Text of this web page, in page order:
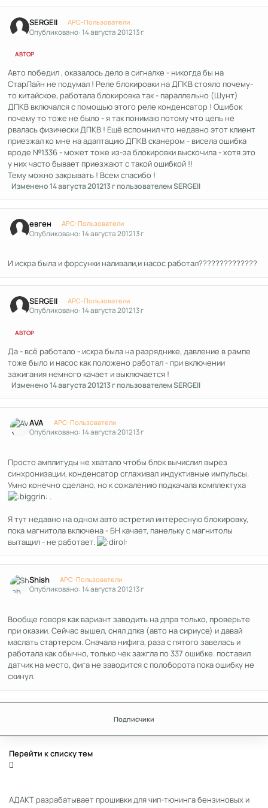
SERGEII APC-Пользователи
Опубликовано:14 августа 201213 г
АВТОР
Авто победил , оказалось дело в сигналке - никогда бы на
СтарЛайн не подумал ! Реле блокировки на ДПКВ стояло почему-
то китайское, работала блокировка так - параллельно (Шунт)
ДПКВ включался с помощью этого реле конденсатор ! Ошибок
почему то тоже не было - я так понимаю потому что цепь не
рвалась физически ДПКВ ! Ещё вспомнил что недавно этот клиент
приезжал ко мне на адаптацию ДПКВ сканером - висела ошибка
вроде №1336 - может тоже из-за блокировки выскочила - хотя это
у них часто бывает приезжают с такой ошибкой !!
Тему можно закрывать ! Всем спасибо !
Изменено14 августа 201213 гпользователем SERGEII
евген APC-Пользователи
Опубликовано:14 августа 201213 г
И искра была и форсунки наливали,и насос работал??????????????
SERGEII APC-Пользователи
Опубликовано:14 августа 201213 г
АВТОР
Да - всё работало - искра была на разряднике, давление в рампе
тоже было и насос как положено работал - при включении
зажигания немного качает и выключается !
Изменено14 августа 201213 гпользователем SERGEII
AVA APC-Пользователи
Опубликовано:14 августа 201213 г
Просто амплитуды не хватало чтобы блок вычислил вырез
синхронизации, конденсатор сглаживал индуктивные импульсы.
Умно конечно сделано, но к сожалению подкачала комплектуха
.
Я тут недавно на одном авто встретил интересную блокировку,
пока магнитола включена - БН качает, панельку с магнитолы
вытащил - не работает.
Shish APC-Пользователи
Опубликовано:14 августа 201213 г
Вообще говоря как вариант заводить на дпрв только, проверьте
при оказии. Сейчас вышел, снял дпкв (авто на сириусе) и давай
маслать стартером. Сначала нифига, раза с пятого завелась и
работала как обычно, только чек зажгла по 337 ошибке. поставил
датчик на место, фига не заводится с полоборота пока ошибку не
скинул.
Подписчики
Перейти к списку тем
АДАКТ разрабатывает прошивки для чип-тюнинга бензиновых и